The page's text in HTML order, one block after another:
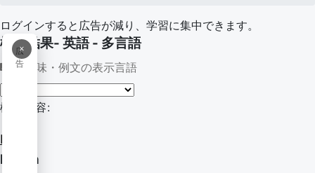
ログインすると広告が減り、学習に集中できます。
×
広
告
検索結果- 英語 - 多言語
意味・例文の表示言語
検索内容:
bed.
bed in